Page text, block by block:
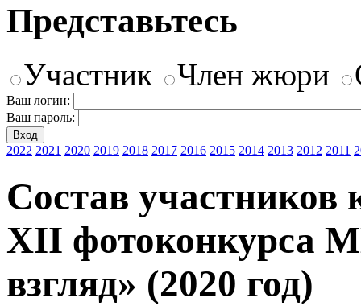
Представьтесь
Участник Член жюри
Ваш логин:
Ваш пароль:
2022 2021 2020 2019 2018 2017 2016 2015 2014 2013 2012 2011
Состав участников
XII фотоконкурса
взгляд» (2020 год)